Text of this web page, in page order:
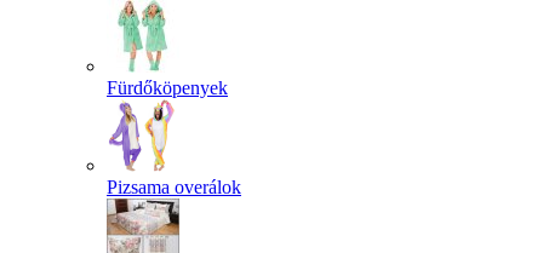
Fürdőköpenyek
Pizsama overálok